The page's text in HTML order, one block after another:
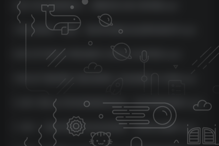
6 第六讲从战略到执行，要解决的4老大难问题.mp4
7 第七讲用对一张图，高效率构建企业运营系统软件.mp4
8 第八讲“降成本”降的是啥?公司的3大成本费点,mp4
10 第十讲怎么开好发展战略共创会，为业务提质增效?.mp4
11 第十一讲如何靠多元化业务战略，完成突出重围?.mp4